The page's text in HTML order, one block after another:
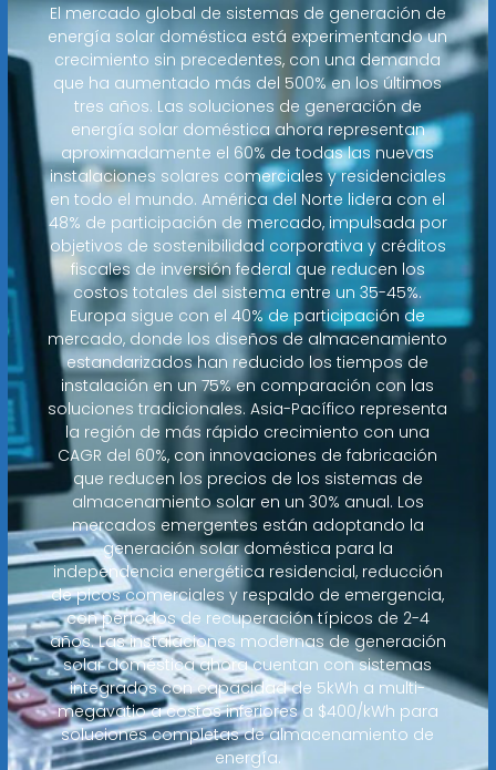
El mercado global de sistemas de generación de
energía solar doméstica está experimentando un
crecimiento sin precedentes, con una demanda
que ha aumentado más del 500% en los últimos
tres años. Las soluciones de generación de
energía solar doméstica ahora representan
aproximadamente el 60% de todas las nuevas
instalaciones solares comerciales y residenciales
en todo el mundo. América del Norte lidera con el
48% de participación de mercado, impulsada por
objetivos de sostenibilidad corporativa y créditos
fiscales de inversión federal que reducen los
costos totales del sistema entre un 35-45%.
Europa sigue con el 40% de participación de
mercado, donde los diseños de almacenamiento
estandarizados han reducido los tiempos de
instalación en un 75% en comparación con las
soluciones tradicionales. Asia-Pacífico representa
la región de más rápido crecimiento con una
CAGR del 60%, con innovaciones de fabricación
que reducen los precios de los sistemas de
almacenamiento solar en un 30% anual. Los
mercados emergentes están adoptando la
generación solar doméstica para la
independencia energética residencial, reducción
de picos comerciales y respaldo de emergencia,
con períodos de recuperación típicos de 2-4
años. Las instalaciones modernas de generación
solar doméstica ahora cuentan con sistemas
integrados con capacidad de 5kWh a multi-
megavatio a costos inferiores a $400/kWh para
soluciones completas de almacenamiento de
energía.